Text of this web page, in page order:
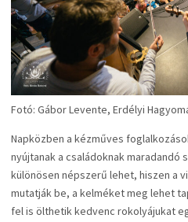
Fotó: Gábor Levente, Erdélyi
Napközben a kézműves
nyújtanak a családoknak maradandó
különösen népszerű lehet, hiszen a
mutatják be, a kelméket meg lehet
fel is ölthetik kedvenc rokolyájukat